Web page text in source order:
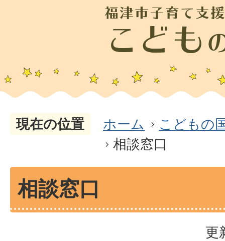
現在の位置 ホーム
こどもの
相談窓口
相談窓口
更